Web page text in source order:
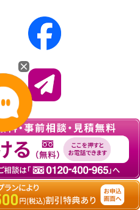
『イオンのお葬式』All